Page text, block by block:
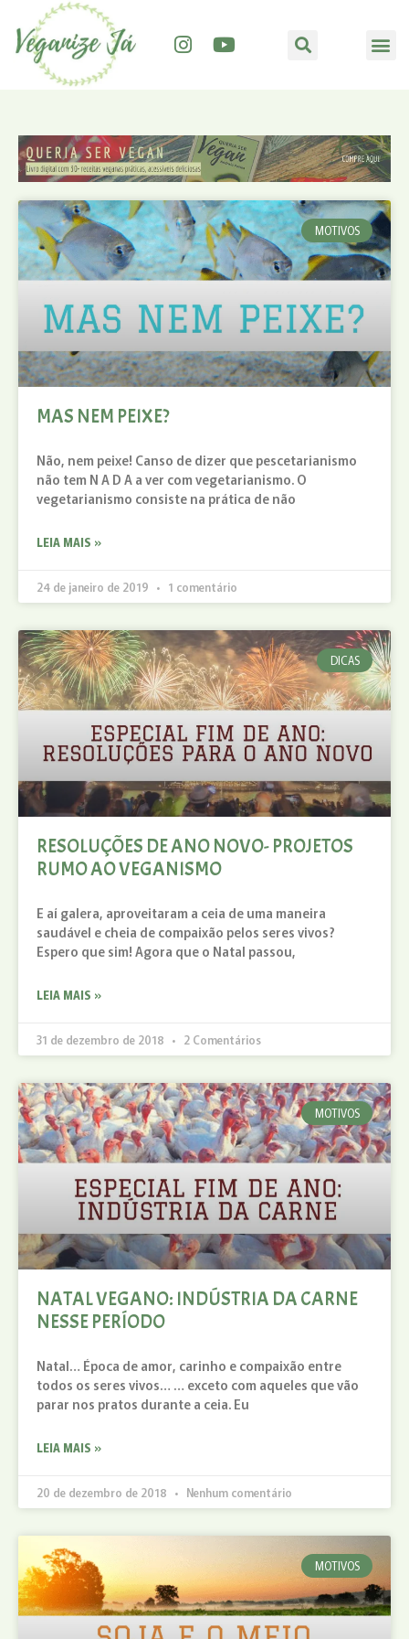
MOTIVOS
MAS NEM PEIXE?
Não, nem peixe! Canso de dizer que pescetarianismo
não tem N A D A a ver com vegetarianismo. O
vegetarianismo consiste na prática de não
LEIA MAIS »
24 de janeiro de 2019 1 comentário
DICAS
RESOLUÇÕES DE ANO NOVO- PROJETOS
RUMO AO VEGANISMO
E aí galera, aproveitaram a ceia de uma maneira
saudável e cheia de compaixão pelos seres vivos?
Espero que sim! Agora que o Natal passou,
LEIA MAIS »
31 de dezembro de 2018 2 Comentários
MOTIVOS
NATAL VEGANO: INDÚSTRIA DA CARNE
NESSE PERÍODO
Natal… Época de amor, carinho e compaixão entre
todos os seres vivos… … exceto com aqueles que vão
parar nos pratos durante a ceia. Eu
LEIA MAIS »
20 de dezembro de 2018 Nenhum comentário
MOTIVOS